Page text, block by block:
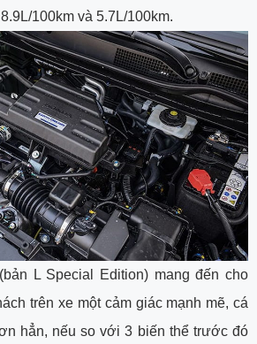
100km và 5.7L/100km.
L Special Edition) mang đến cho
trên xe một cảm giác mạnh mẽ, cá
hẳn, nếu so với 3 biến thể trước đó